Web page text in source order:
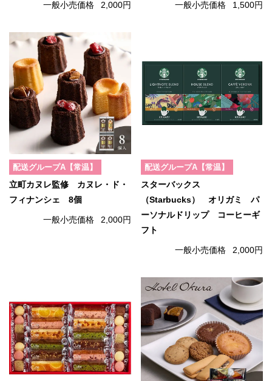
一般小売価格 2,000円 一般小売価格 1,500円
配送グループA【常温】
立町カヌレ監修 カヌレ・ド・
フィナンシェ 8個
一般小売価格 2,000円
配送グループA【常温】
スターバックス
（Starbucks） オリガミ パ
ーソナルドリップ コーヒーギ
フト
一般小売価格 2,000円